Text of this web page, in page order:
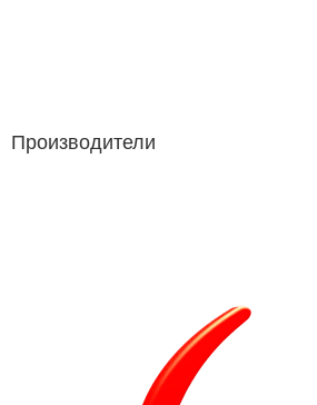
Производители